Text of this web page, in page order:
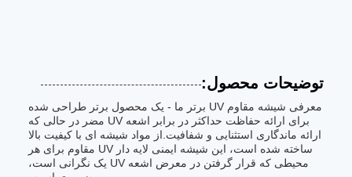
توضیحات محصول:
معرفی شیشه مقاوم UV برتر ما - یک محصول برتر طراحی شده
برای ارائه حفاظت حداکثر در برابر اشعه UV مضر در حالی که
ارائه ماندگاری استثنایی و شفافیت.از مواد شیشه ای با کیفیت بالا
ساخته شده است، این شیشه ایمنی لایه دار UV مقاوم برای هر
محیطی که قرار گرفتن در معرض اشعه UV یک نگرانی است،